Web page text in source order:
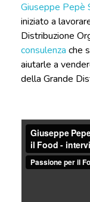
Giuseppe Pepè
iniziato a
Distribuzione
consulenza che
aiutarle a
della Grande